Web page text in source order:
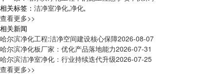
相关标签： 洁净室净化,净化,
查看更多>>
相关新闻
哈尔滨净化工程:洁净空间建设核心保障2026-08-07
哈尔滨净化板厂家：优化产品落地能力2026-07-31
哈尔滨洁净室净化：行业持续迭代升级2026-07-25
查看更多>>